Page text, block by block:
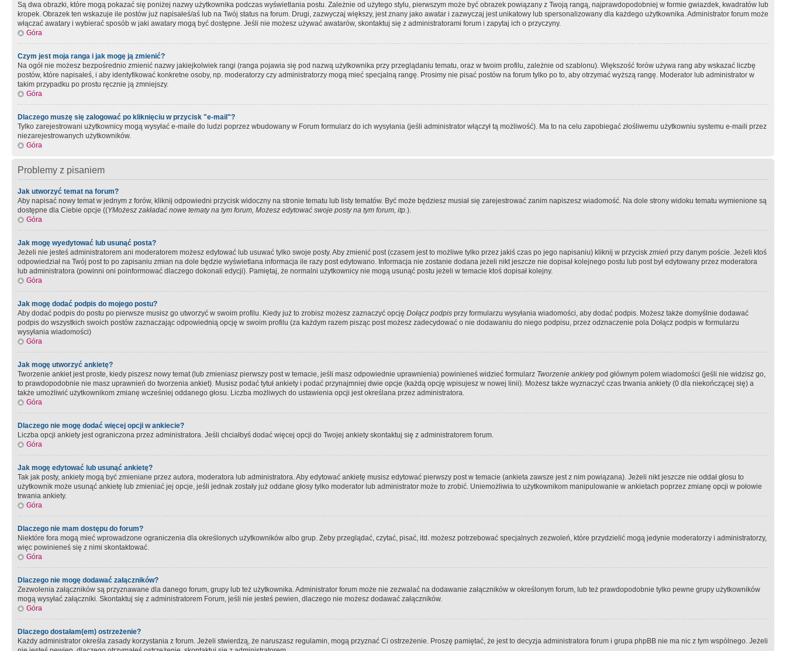
Są dwa obrazki, które mogą pokazać się poniżej nazwy użytkownika podczas wyświetlania postu. Zależnie od użytego stylu, pierwszym może być obrazek powiązany z Twoją rangą, najprawdopodobniej w formie gwiazdek, kwadratów lub
kropek. Obrazek ten wskazuje ile postów już napisałeś/aś lub na Twój status na forum. Drugi, zazwyczaj większy, jest znany jako awatar i zazwyczaj jest unikatowy lub spersonalizowany dla każdego użytkownika. Administrator forum może
włączać awatary i wybierać sposób w jaki awatary mogą być dostępne. Jeśli nie możesz używać awatarów, skontaktuj się z administratorami forum i zapytaj ich o przyczyny.
Góra
Czym jest moja ranga i jak mogę ją zmienić?
Na ogół nie możesz bezpośrednio zmienić nazwy jakiejkolwiek rangi (ranga pojawia się pod nazwą użytkownika przy przeglądaniu tematu, oraz w twoim profilu, zależnie od szablonu). Większość forów używa rang aby wskazać liczbę
postów, które napisałeś, i aby identyfikować konkretne osoby, np. moderatorzy czy administratorzy mogą mieć specjalną rangę. Prosimy nie pisać postów na forum tylko po to, aby otrzymać wyższą rangę. Moderator lub administrator w
takim przypadku po prostu ręcznie ją zmniejszy.
Góra
Dlaczego muszę się zalogować po kliknięciu w przycisk "e-mail"?
Tylko zarejestrowani użytkownicy mogą wysyłać e-maile do ludzi poprzez wbudowany w Forum formularz do ich wysyłania (jeśli administrator włączył tą możliwość). Ma to na celu zapobiegać złośliwemu użytkowniu systemu e-maili przez
niezarejestrowanych użytkowników.
Góra
Problemy z pisaniem
Jak utworzyć temat na forum?
Aby napisać nowy temat w jednym z forów, kliknij odpowiedni przycisk widoczny na stronie tematu lub listy tematów. Być może będziesz musiał się zarejestrować zanim napiszesz wiadomość. Na dole strony widoku tematu wymienione są
dostępne dla Ciebie opcje ((YMożesz zakładać nowe tematy na tym forum, Możesz edytować swoje posty na tym forum, itp.).
Góra
Jak mogę wyedytować lub usunąć posta?
Jeżeli nie jesteś administratorem ani moderatorem możesz edytować lub usuwać tylko swoje posty. Aby zmienić post (czasem jest to możliwe tylko przez jakiś czas po jego napisaniu) kliknij w przycisk zmień przy danym poście. Jeżeli ktoś
odpowiedział na Twój post to po zapisaniu zmian na dole będzie wyświetlana informacja ile razy post edytowano. Informacja nie zostanie dodana jeżeli nikt jeszcze nie dopisał kolejnego postu lub post był edytowany przez moderatora
lub administratora (powinni oni poinformować dlaczego dokonali edycji). Pamiętaj, że normalni użytkownicy nie mogą usunąć postu jeżeli w temacie ktoś dopisał kolejny.
Góra
Jak mogę dodać podpis do mojego postu?
Aby dodać podpis do postu po pierwsze musisz go utworzyć w swoim profilu. Kiedy już to zrobisz możesz zaznaczyć opcję Dołącz podpis przy formularzu wysyłania wiadomości, aby dodać podpis. Możesz także domyślnie dodawać
podpis do wszystkich swoich postów zaznaczając odpowiednią opcję w swoim profilu (za każdym razem pisząc post możesz zadecydować o nie dodawaniu do niego podpisu, przez odznaczenie pola Dołącz podpis w formularzu
wysyłania wiadomości)
Góra
Jak mogę utworzyć ankietę?
Tworzenie ankiet jest proste, kiedy piszesz nowy temat (lub zmieniasz pierwszy post w temacie, jeśli masz odpowiednie uprawnienia) powinieneś widzieć formularz Tworzenie ankietypod głównym polem wiadomości (jeśli nie widzisz go,
to prawdopodobnie nie masz uprawnień do tworzenia ankiet). Musisz podać tytuł ankiety i podać przynajmniej dwie opcje (każdą opcję wpisujesz w nowej linii). Możesz także wyznaczyć czas trwania ankiety (0 dla niekończącej się) a
także umożliwić użytkownikom zmianę wcześniej oddanego głosu. Liczba możliwych do ustawienia opcji jest określana przez administratora.
Góra
Dlaczego nie mogę dodać więcej opcji w ankiecie?
Liczba opcji ankiety jest ograniczona przez administratora. Jeśli chciałbyś dodać więcej opcji do Twojej ankiety skontaktuj się z administratorem forum.
Góra
Jak mogę edytować lub usunąć ankietę?
Tak jak posty, ankiety mogą być zmieniane przez autora, moderatora lub administratora. Aby edytować ankietę musisz edytować pierwszy post w temacie (ankieta zawsze jest z nim powiązana). Jeżeli nikt jeszcze nie oddał głosu to
użytkownik może usunąć ankietę lub zmieniać jej opcje, jeśli jednak zostały już oddane głosy tylko moderator lub administrator może to zrobić. Uniemożliwia to użytkownikom manipulowanie w ankietach poprzez zmianę opcji w połowie
trwania ankiety.
Góra
Dlaczego nie mam dostępu do forum?
Niektóre fora mogą mieć wprowadzone ograniczenia dla określonych użytkowników albo grup. Żeby przeglądać, czytać, pisać, itd. możesz potrzebować specjalnych zezwoleń, które przydzielić mogą jedynie moderatorzy i administratorzy,
więc powinieneś się z nimi skontaktować.
Góra
Dlaczego nie mogę dodawać załączników?
Zezwolenia załączników są przyznawane dla danego forum, grupy lub też użytkownika. Administrator forum może nie zezwalać na dodawanie załączników w określonym forum, lub też prawdopodobnie tylko pewne grupy użytkowników
mogą wysyłać załączniki. Skontaktuj się z administratorem Forum, jeśli nie jesteś pewien, dlaczego nie możesz dodawać załączników.
Góra
Dlaczego dostałam(em) ostrzeżenie?
Każdy administrator określa zasady korzystania z forum. Jeżeli stwierdzą, że naruszasz regulamin, mogą przyznać Ci ostrzeżenie. Proszę pamiętać, że jest to decyzja administratora forum i grupa phpBB nie ma nic z tym wspólnego. Jeżeli